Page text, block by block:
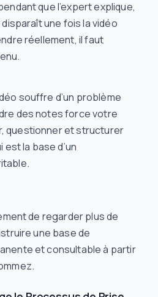
que l’expert explique,
une fois la vidéo
réellement, il faut
souffre d’un problème
des notes force votre
questionner et structurer
est la base d’un
de regarder plus de
une base de
et consultable à partir